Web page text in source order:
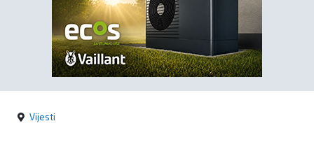
Kultura
Crna
kronika
Politika
Vijesti